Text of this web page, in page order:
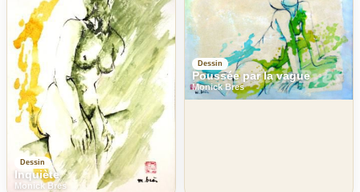
Dessin
Inquiète
Monick Bres
Dessin
Poussée par la vague
Monick Bres